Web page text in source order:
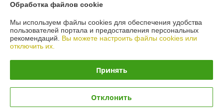
Дата регистрации компании: 21.05.2010
Ссылка на свидетельство/лицензию
Ссылка на свидетельство/лицензию
Ссылка на свидетельство/лицензию
Ссылка на свидетельство/лицензию
Ссылка на свидетельство/лицензию
Обработка файлов cookie
Мы используем файлы cookies для обеспечения удобства
пользователей портала и предоставления персональных
рекомендаций. Вы можете настроить файлы cookies или
отключить их.
Принять
Отклонить